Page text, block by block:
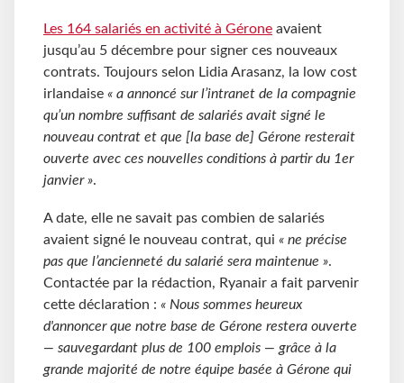
Les 164 salariés en activité à Gérone avaient
jusqu’au 5 décembre pour signer ces nouveaux
contrats. Toujours selon Lidia Arasanz, la low cost
irlandaise « a annoncé sur l’intranet de la compagnie
qu’un nombre suffisant de salariés avait signé le
nouveau contrat et que [la base de] Gérone resterait
ouverte avec ces nouvelles conditions à partir du 1er
janvier ».
A date, elle ne savait pas combien de salariés
avaient signé le nouveau contrat, qui « ne précise
pas que l’ancienneté du salarié sera maintenue ».
Contactée par la rédaction, Ryanair a fait parvenir
cette déclaration : « Nous sommes heureux
d'annoncer que notre base de Gérone restera ouverte
— sauvegardant plus de 100 emplois — grâce à la
grande majorité de notre équipe basée à Gérone qui